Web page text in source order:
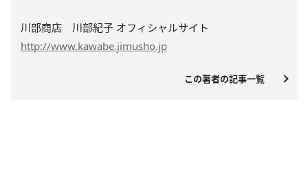
川部商店 川部紀子 オフィシャルサイト
http://www.kawabe.jimusho.jp
この著者の記事一覧